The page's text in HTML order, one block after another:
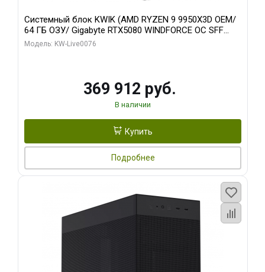
Системный блок KWIK (AMD RYZEN 9 9950X3D OEM/
64 ГБ ОЗУ/ Gigabyte RTX5080 WINDFORCE OC SFF
16GB GDDR7 256bit / 960 ГБ SSD)
Модель: KW-Live0076
369 912 руб.
В наличии
Купить
Подробнее